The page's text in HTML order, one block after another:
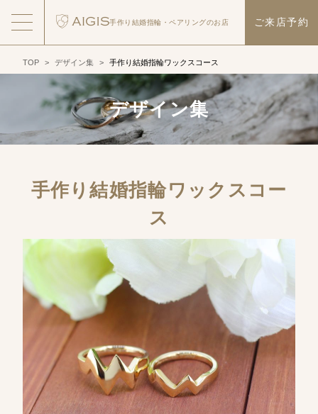
手作り結婚指輪・ ペアリングのお店 ご来店予約
TOP > デザイン集 > 手作り結婚指輪ワックスコース
デザイン集
手作り結婚指輪ワックスコー
ス